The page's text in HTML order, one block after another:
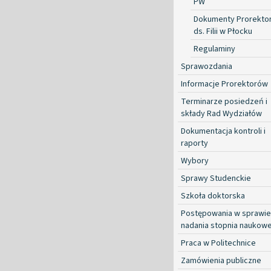
Dokumenty
ds. Filii w Płocku
Regulaminy
Sprawozdania
Informacje Prorektorów
Terminarze posiedzeń i
składy Rad Wydziałów
Dokumentacja kontroli i
raporty
Wybory
Sprawy Studenckie
Szkoła doktorska
Postępowania w sprawie
nadania stopnia
Praca w Politechnice
Zamówienia publiczne